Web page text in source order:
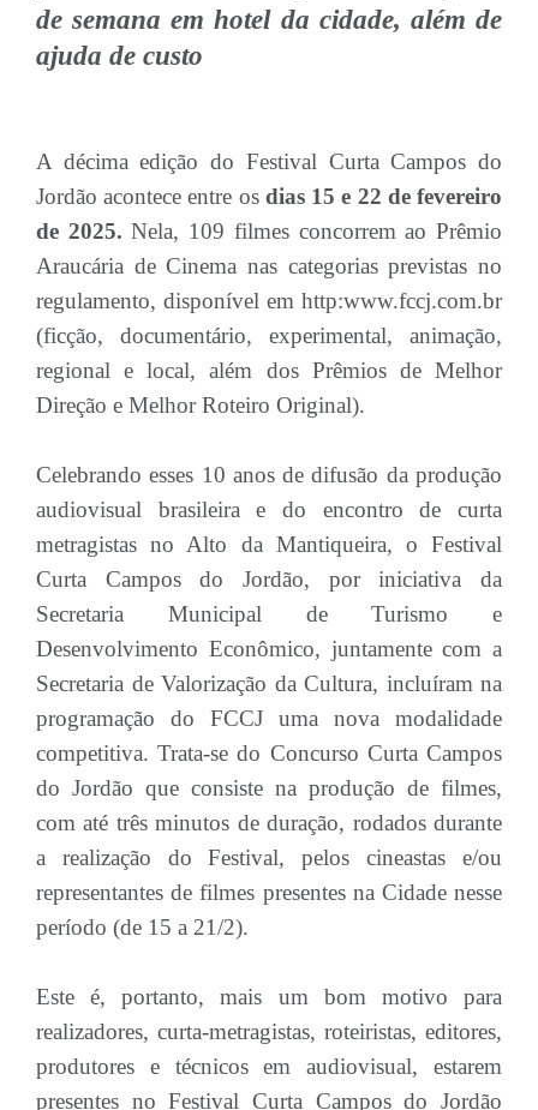
de semana em hotel da cidade, além de
ajuda de custo
A décima edição do Festival Curta Campos do
Jordão acontece entre os dias 15 e 22 de fevereiro
de 2025. Nela, 109 filmes concorrem ao Prêmio
Araucária de Cinema nas categorias previstas no
regulamento, disponível em http:www.fccj.com.br
(ficção, documentário, experimental, animação,
regional e local, além dos Prêmios de Melhor
Direção e Melhor Roteiro Original).
Celebrando esses 10 anos de difusão da produção
audiovisual brasileira e do encontro de curta
metragistas no Alto da Mantiqueira, o Festival
Curta Campos do Jordão, por iniciativa da
Secretaria Municipal de Turismo e
Desenvolvimento Econômico, juntamente com a
Secretaria de Valorização da Cultura, incluíram na
programação do FCCJ uma nova modalidade
competitiva. Trata-se do Concurso Curta Campos
do Jordão que consiste na produção de filmes,
com até três minutos de duração, rodados durante
a realização do Festival, pelos cineastas e/ou
representantes de filmes presentes na Cidade nesse
período (de 15 a 21/2).
Este é, portanto, mais um bom motivo para
realizadores, curta-metragistas, roteiristas, editores,
produtores e técnicos em audiovisual, estarem
presentes no Festival Curta Campos do Jordão